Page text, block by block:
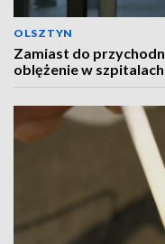
OLSZTYN
Zamiast do
oblężenie w szpitalach